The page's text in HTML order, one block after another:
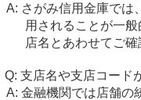
さがみ信用金庫では
用されることが一
店名とあわせてご確
支店名や支店コード
金融機関では店舗の